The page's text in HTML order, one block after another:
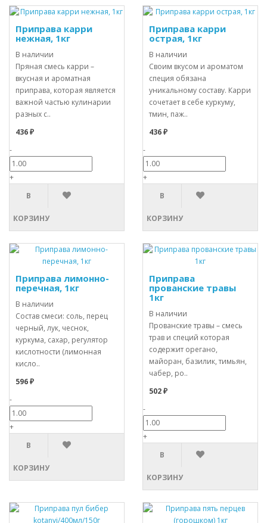
Приправа карри
нежная, 1кг
В наличии
Пряная смесь карри –
вкусная и ароматная
приправа, которая является
важной частью кулинарии
разных с..
436 ₽
-
+
В
КОРЗИНУ
Приправа карри
острая, 1кг
В наличии
Своим вкусом и ароматом
специя обязана
уникальному составу. Карри
сочетает в себе куркуму,
тмин, паж..
436 ₽
-
+
В
КОРЗИНУ
Приправа лимонно-
перечная, 1кг
В наличии
Состав смеси: соль, перец
черный, лук, чеснок,
куркума, сахар, регулятор
кислотности (лимонная
кисло..
596 ₽
-
+
В
КОРЗИНУ
Приправа
прованские травы
1кг
В наличии
Прованские травы – смесь
трав и специй которая
содержит орегано,
майоран, базилик, тимьян,
чабер, ро..
502 ₽
-
+
В
КОРЗИНУ